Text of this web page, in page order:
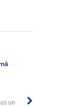
un